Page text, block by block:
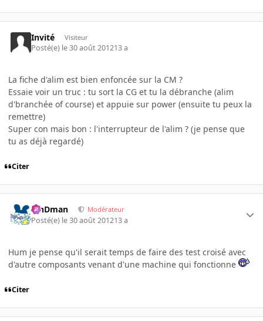
Invité Visiteur
Posté(e) le 30 août 201213 a
La fiche d'alim est bien enfoncée sur la CM ?
Essaie voir un truc : tu sort la CG et tu la débranche (alim
d'branchée of course) et appuie sur power (ensuite tu peux la
remettre)
Super con mais bon : l'interrupteur de l'alim ? (je pense que
tu as déjà regardé)
Citer
RinDman Modérateur
Posté(e) le 30 août 201213 a
Hum je pense qu'il serait temps de faire des test croisé avec
d'autre composants venant d'une machine qui fonctionne
Citer